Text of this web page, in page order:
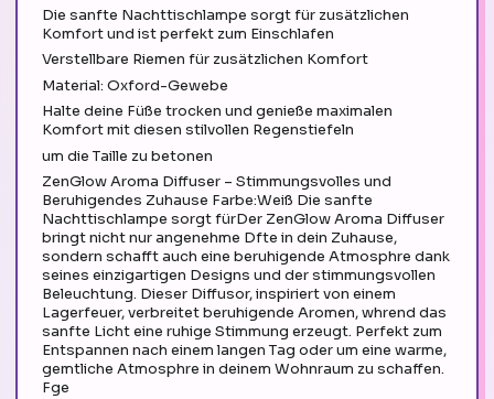
Die sanfte Nachttischlampe sorgt für zusätzlichen
Komfort und ist perfekt zum Einschlafen
Verstellbare Riemen für zusätzlichen Komfort
Material: Oxford-Gewebe
Halte deine Füße trocken und genieße maximalen
Komfort mit diesen stilvollen Regenstiefeln
um die Taille zu betonen
ZenGlow Aroma Diffuser – Stimmungsvolles und
Beruhigendes Zuhause Farbe:Weiß Die sanfte
Nachttischlampe sorgt fürDer ZenGlow Aroma Diffuser
bringt nicht nur angenehme Dfte in dein Zuhause,
sondern schafft auch eine beruhigende Atmosphre dank
seines einzigartigen Designs und der stimmungsvollen
Beleuchtung. Dieser Diffusor, inspiriert von einem
Lagerfeuer, verbreitet beruhigende Aromen, whrend das
sanfte Licht eine ruhige Stimmung erzeugt. Perfekt zum
Entspannen nach einem langen Tag oder um eine warme,
gemtliche Atmosphre in deinem Wohnraum zu schaffen.
Fge